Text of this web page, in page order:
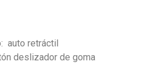
auto retráctil
deslizador de goma